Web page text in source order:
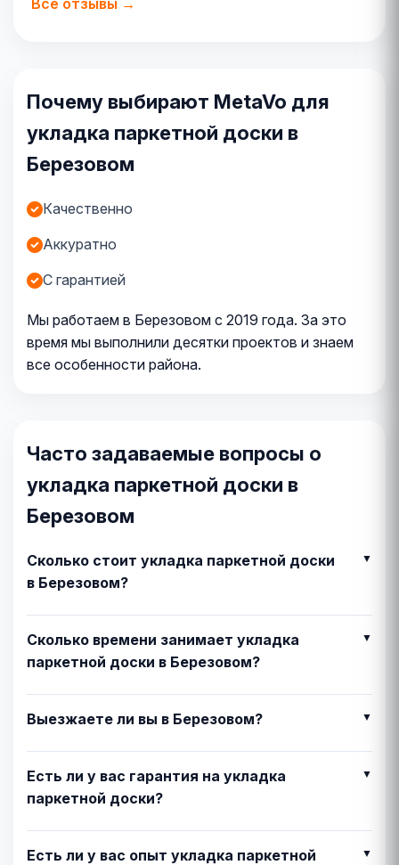
Все отзывы →
Почему выбирают MetaVo для
укладка паркетной доски в
Березовом
Качественно
Аккуратно
С гарантией
Мы работаем в Березовом с 2019 года. За это
время мы выполнили десятки проектов и знаем
все особенности района.
Часто задаваемые вопросы о
укладка паркетной доски в
Березовом
Сколько стоит укладка паркетной доски
в Березовом?
Сколько времени занимает укладка
паркетной доски в Березовом?
Выезжаете ли вы в Березовом?
Есть ли у вас гарантия на укладка
паркетной доски?
Есть ли у вас опыт укладка паркетной